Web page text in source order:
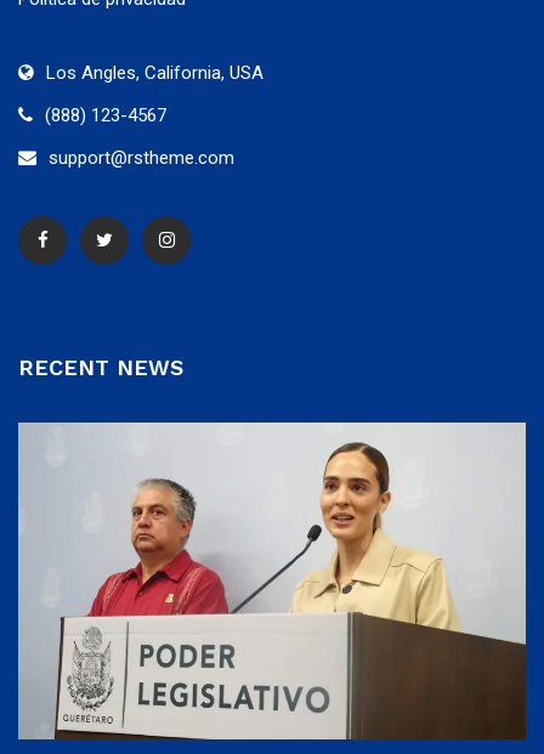
Los Angles, California, USA
(888) 123-4567
support@rstheme.com
RECENT NEWS